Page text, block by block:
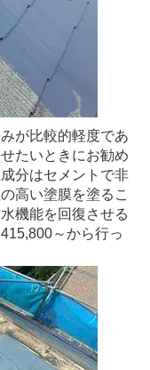
が比較的軽度であ
たいときにお勧め
分はセメントで非
高い塗膜を塗るこ
機能を回復させる
～から行っ